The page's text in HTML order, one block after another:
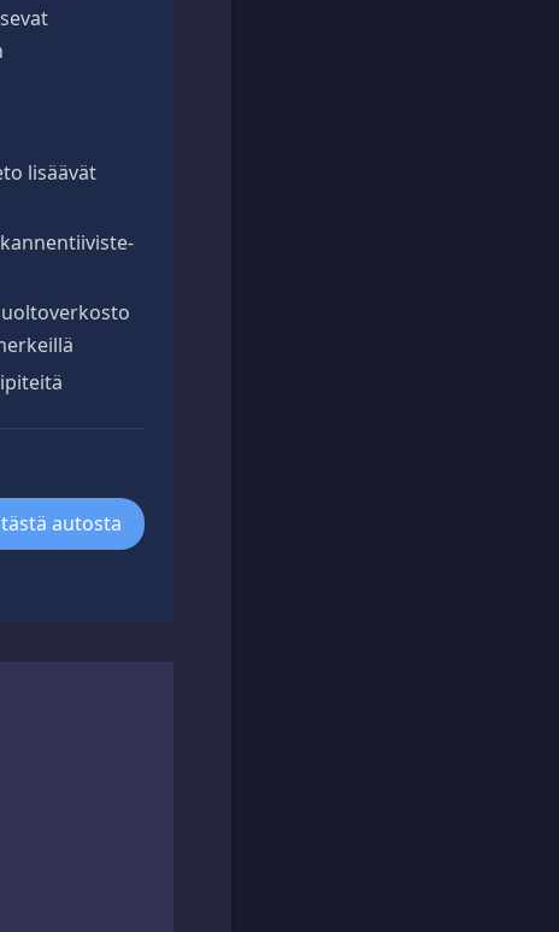
lisäävät
autosta